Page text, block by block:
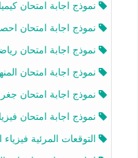
نموذج اجابة امتحان كيمياء
نموذج اجابة امتحان احصاء
نموذج اجابة امتحان رياضيات
نموذج اجابة امتحان المنهج
نموذج اجابة امتحان جغرافيا
نموذج اجابة امتحان فيزياء
التوقعات المرئية فيزياء الصف